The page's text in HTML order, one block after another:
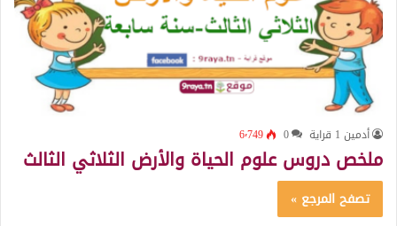
أدمين 1 قراية 0 6٬749
ملخص دروس علوم الحياة والأرض الثلاثي الثالث
تصفح المرجع »